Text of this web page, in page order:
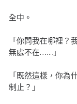
全中。
「你問我在哪裡？
無處不在……」
「既然這樣，你
制止？」